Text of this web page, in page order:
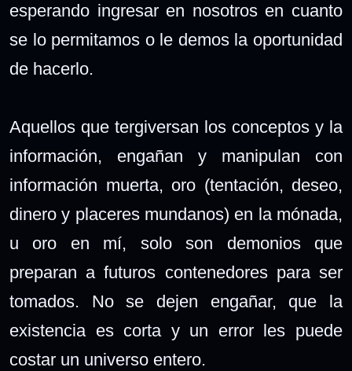
esperando ingresar en nosotros en cuanto
se lo permitamos o le demos la oportunidad
de hacerlo.
Aquellos que tergiversan los conceptos y la
información, engañan y manipulan con
información muerta, oro (tentación, deseo,
dinero y placeres mundanos) en la mónada,
u oro en mí, solo son demonios que
preparan a futuros contenedores para ser
tomados. No se dejen engañar, que la
existencia es corta y un error les puede
costar un universo entero.